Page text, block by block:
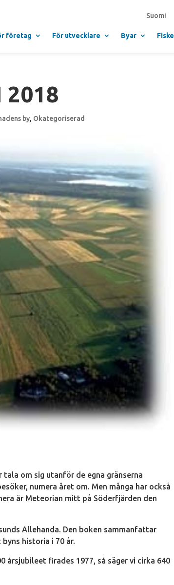
Suomi
företag För utvecklare Byar Fiske
2018
by, Okategoriserad
tala om sig utanför de egna gränserna
numera året om. Men många har också
är Meteorian mitt på Söderfjärden den
Allehanda. Den boken sammanfattar
historia i 70 år.
årsjubileet firades 1977, så säger vi cirka 640